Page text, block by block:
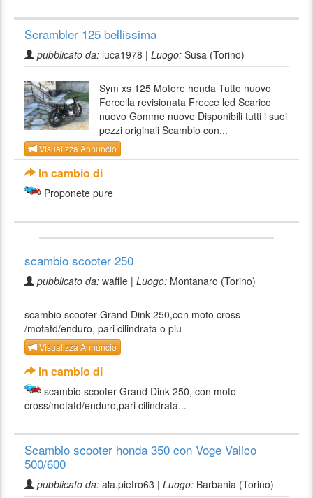
Scrambler 125 bellissima
pubblicato da: luca1978 | Luogo: Susa (Torino)
Sym xs 125 Motore honda Tutto nuovo
Forcella revisionata Frecce led Scarico
nuovo Gomme nuove Disponibili tutti i suoi
pezzi originali Scambio con...
Visualizza Annuncio
In cambio di
Proponete pure
scambio scooter 250
pubblicato da: waffle | Luogo: Montanaro (Torino)
scambio scooter Grand Dink 250,con moto cross
/motatd/enduro, pari cilindrata o piu
Visualizza Annuncio
In cambio di
scambio scooter Grand Dink 250, con moto
cross/motatd/enduro,pari cilindrata...
Scambio scooter honda 350 con Voge Valico
500/600
pubblicato da: ala.pietro63 | Luogo: Barbania (Torino)